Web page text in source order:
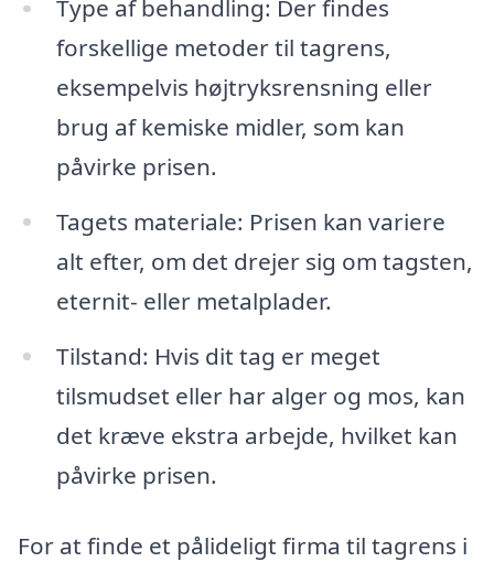
Type af behandling: Der findes
forskellige metoder til tagrens,
eksempelvis højtryksrensning eller
brug af kemiske midler, som kan
påvirke prisen.
Tagets materiale: Prisen kan variere
alt efter, om det drejer sig om tagsten,
eternit- eller metalplader.
Tilstand: Hvis dit tag er meget
tilsmudset eller har alger og mos, kan
det kræve ekstra arbejde, hvilket kan
påvirke prisen.
For at finde et pålideligt firma til tagrens i